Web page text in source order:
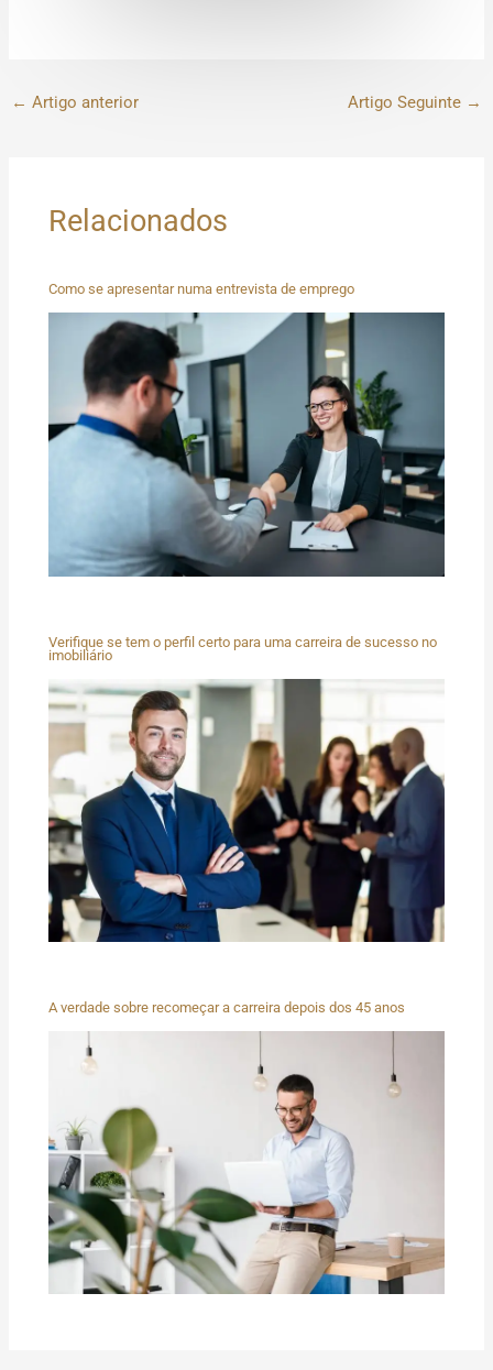
← Artigo anterior Artigo Seguinte →
Relacionados
Como se apresentar numa entrevista de emprego
Verifique se tem o perfil certo para uma carreira de sucesso no
imobiliário
A verdade sobre recomeçar a carreira depois dos 45 anos